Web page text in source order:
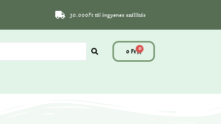
30.000Ft tól ingyenes szállítás
0 Ft 0